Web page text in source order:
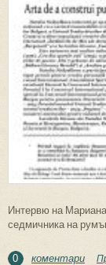
Интервю на
седмичника на
0 коментари